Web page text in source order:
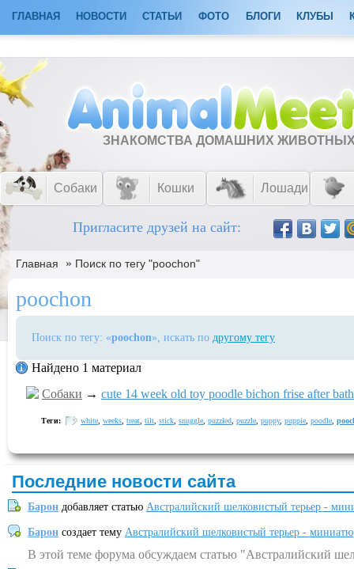
ГЛАВНАЯ НОВОСТИ СТАТЬИ ФОТО БЛОГИ КЛУБЫ
ЗНАКОМСТВА ДОМАШНИХ
Собаки Кошки Лошади
Пригласите друзей на сайт:
Главная » Поиск по тегу "poochon"
poochon
Поиск по тегу: «poochon», искать по другому тегу
Найдено 1 материал
Собаки → cute 14 week old toy poodle bichon frise after
Теги: white weeks treat tilt stick snuggle puzzled puzzle puppy, puppie poodle
Последние новости сайта
Барон добавляет статью Австралийский шелковистый терьер -
Барон создает тему Австралийский шелковистый терьер -
В этой теме форума обсуждаем статью "Австралийский